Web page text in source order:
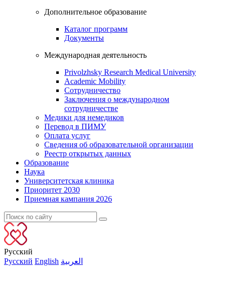
Дополнительное образование
Каталог программ
Документы
Международная деятельность
Privolzhsky Research Medical University
Academic Mobility
Сотрудничество
Заключения о международном
сотрудничестве
Медики для немедиков
Перевод в ПИМУ
Оплата услуг
Сведения об образовательной организации
Реестр открытых данных
Образование
Наука
Университетская клиника
Приоритет 2030
Приемная кампания 2026
Русский
Русский English العربية